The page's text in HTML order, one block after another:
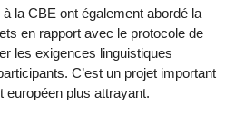
la CBE ont également abordé la
en rapport avec le protocole de
les exigences linguistiques
C’est un projet important
européen plus attrayant.